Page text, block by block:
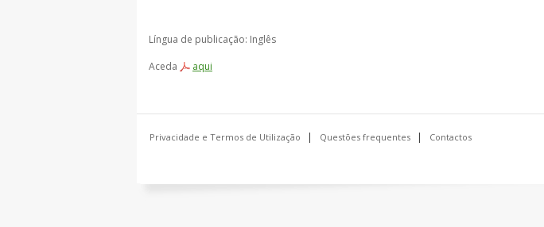
Língua de publicação: Inglês
Aceda
aqui
Privacidade e Termos de Utilização Questões frequentes Contactos